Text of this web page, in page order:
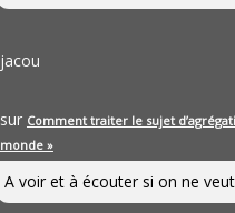
jacou
sur Comment traiter le sujet
monde »
A voir et à écouter si on ne